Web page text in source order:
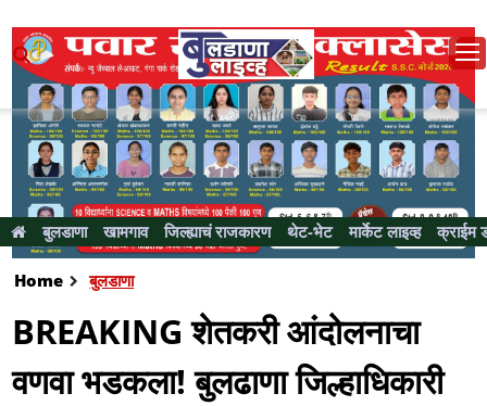
बुलडाणा खामगाव जिल्ह्याचं राजकारण थेट-भेट मार्केट लाइव्ह क्राईम
Home बुलडाणा
BREAKING शेतकरी आंदोलनाचा
वणवा भडकला! बुलढाणा जिल्हाधिकारी